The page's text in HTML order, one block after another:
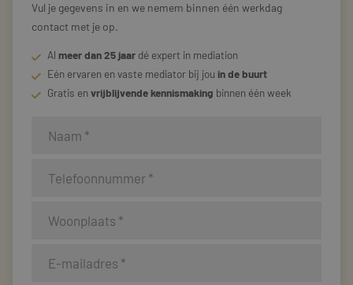
Vul je gegevens in en we nemem binnen één werkdag
contact met je op.
Al meer dan 25 jaar dé expert in mediation
Eén ervaren en vaste mediator bij jou in de buurt
Gratis envrijblijvende kennismaking binnen één week